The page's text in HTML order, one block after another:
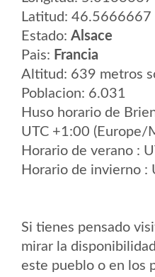
Latitud: 46.5666667
Estado: Alsace
Pais: Francia
Altitud: 639 metros
Poblacion: 6.031
Huso horario de
UTC +1:00 (Europe/
Horario de verano :
Horario de invierno :
Si tienes pensado
mirar la
este pueblo o en los